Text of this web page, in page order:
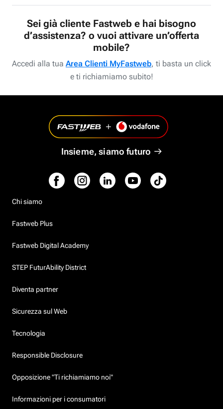
Sei già cliente Fastweb e hai bisogno
d’assistenza? o vuoi attivare un’offerta
mobile?
Accedi alla tua Area Clienti MyFastweb, ti basta un click
e ti richiamiamo subito!
Insieme, siamo futuro
Chi siamo
Fastweb Plus
Fastweb Digital Academy
STEP FuturAbility District
Diventa partner
Sicurezza sul Web
Tecnologia
Responsible Disclosure
Opposizione "Ti richiamiamo noi"
Informazioni per i consumatori